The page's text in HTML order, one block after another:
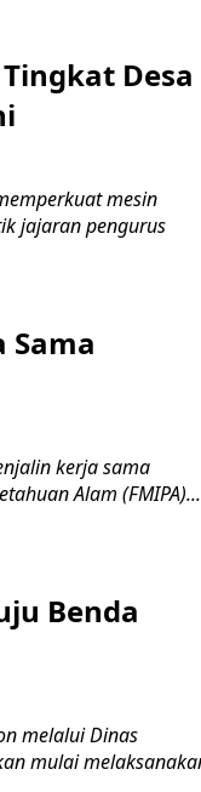
Desa
mesin
jajaran pengurus
Sama
kerja sama
Alam (FMIPA)...
Benda
melalui Dinas
mulai